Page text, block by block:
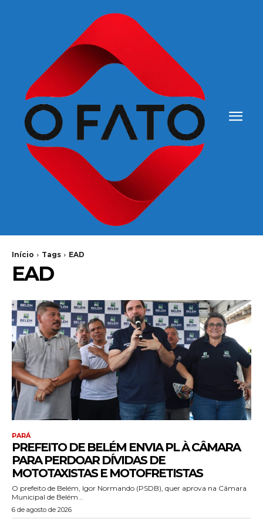
Início Tags EAD
EAD
PARÁ
PREFEITO DE BELÉM ENVIA PL À CÂMARA
PARA PERDOAR DÍVIDAS DE
MOTOTAXISTAS E MOTOFRETISTAS
O prefeito de Belém, Igor Normando (PSDB), quer aprova na Câmara
Municipal de Belém...
6 de agosto de 2026